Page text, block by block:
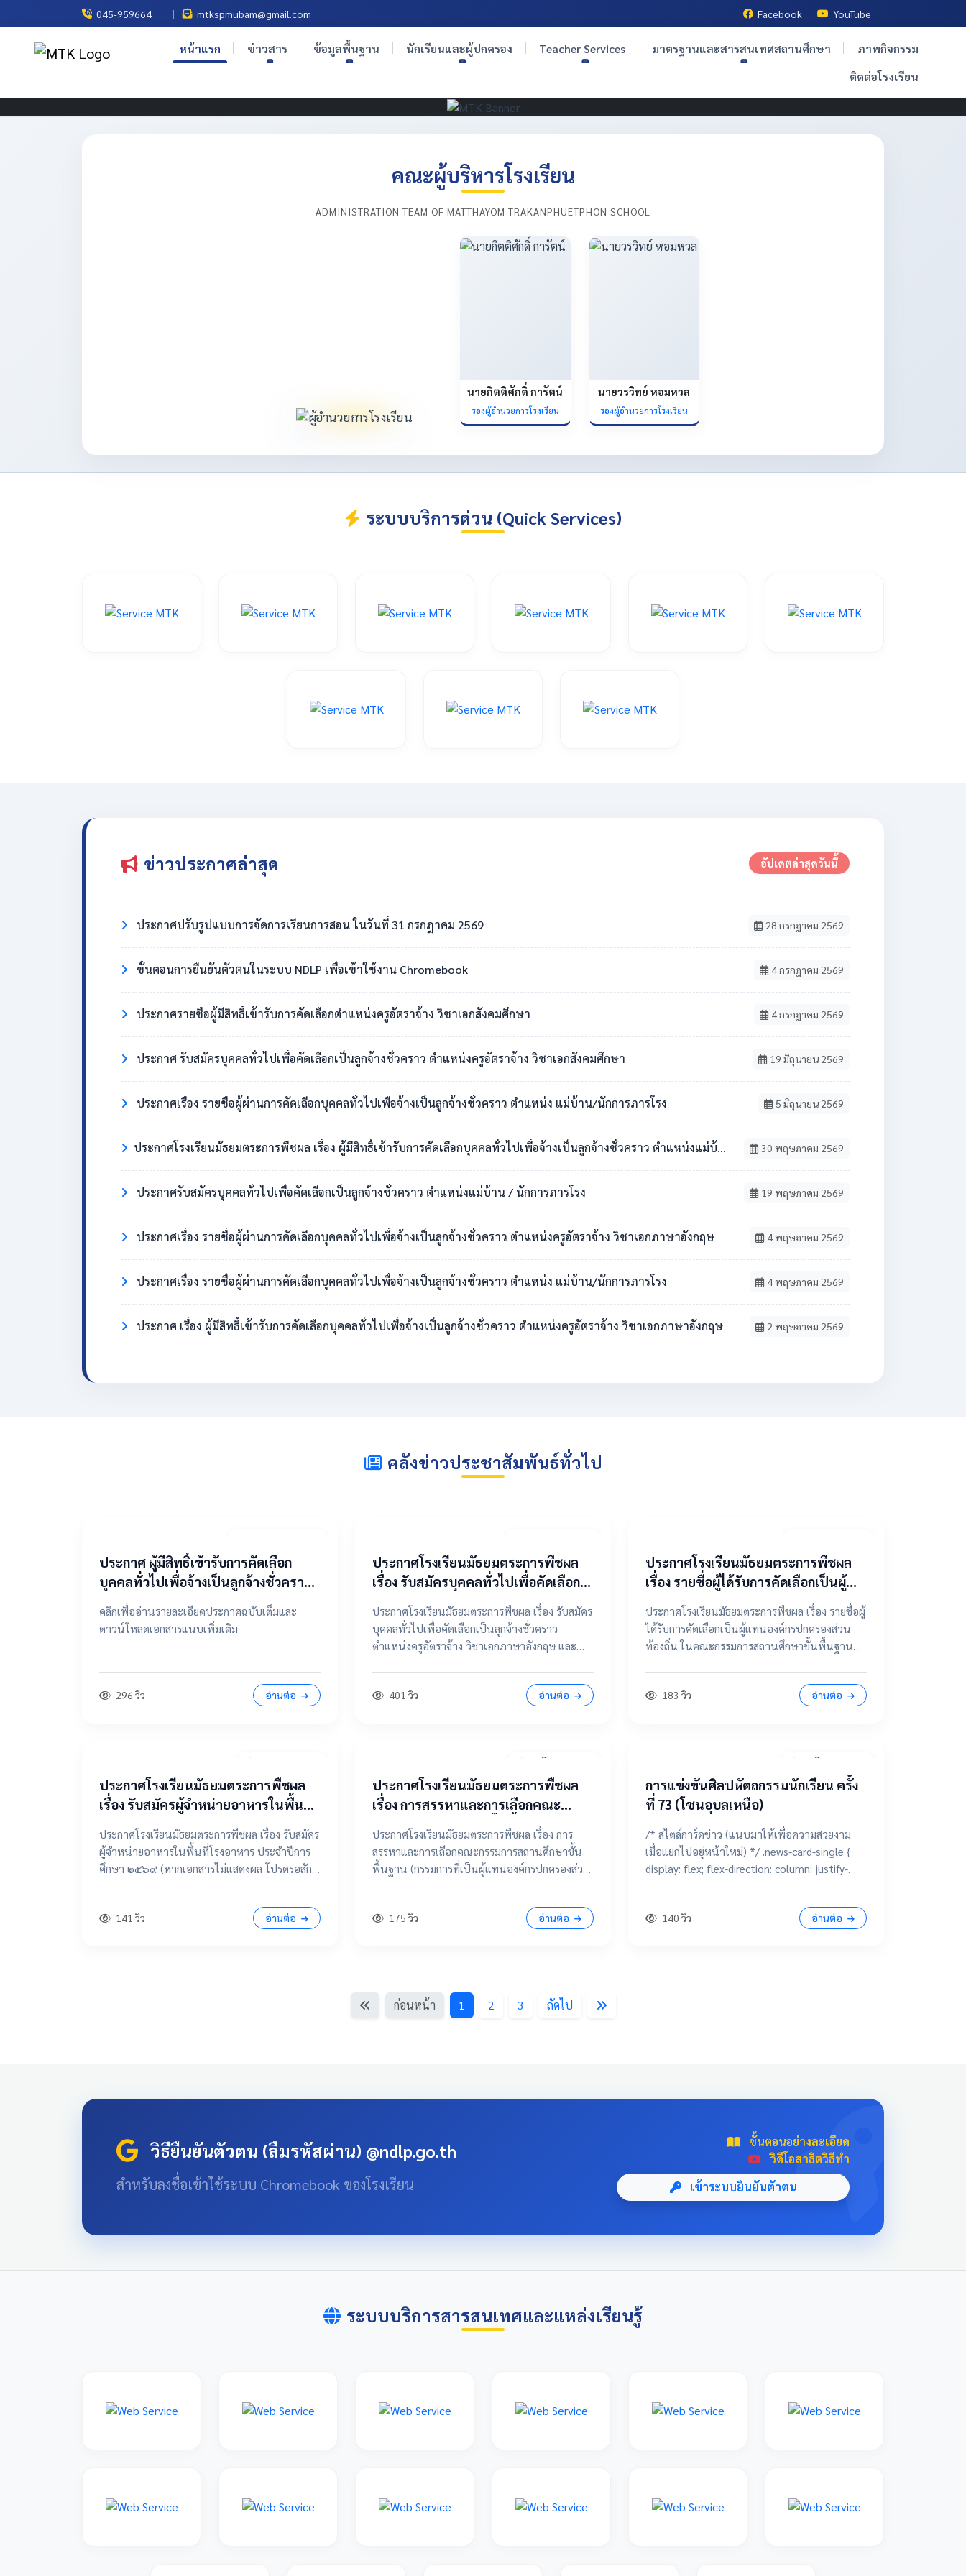
045-959664 | mtkspmubam@gmail.com Facebook YouTube
หน้าแรก ข่าวสาร ข้อมูลพื้นฐาน นักเรียนและผู้ปกครอง Teacher Services มาตรฐานและสารสนเทศสถานศึกษา
ภาพกิจกรรม
ติดต่อโรงเรียน
คณะผู้บริหารโรงเรียน
ADMINISTRATION TEAM OF MATTHAYOM TRAKANPHUETPHON SCHOOL
นายกิตติศักดิ์ การัตน์
รองผู้อำนวยการโรงเรียน
นายวรวิทย์ หอมหวล
รองผู้อำนวยการโรงเรียน
ระบบบริการด่วน (Quick Services)
ข่าวประกาศล่าสุด อัปเดตล่าสุดวันนี้
ประกาศปรับรูปแบบการจัดการเรียนการสอน ในวันที่ 31 กรกฎาคม 2569 28 กรกฎาคม 2569
ขั้นตอนการยืนยันตัวตนในระบบ NDLP เพื่อเข้าใช้งาน Chromebook 4 กรกฎาคม 2569
ประกาศรายชื่อผู้มีสิทธิ์เข้ารับการคัดเลือกตำแหน่งครูอัตราจ้าง วิชาเอกสังคมศึกษา 4 กรกฎาคม 2569
ประกาศ รับสมัครบุคคลทั่วไปเพื่อคัดเลือกเป็นลูกจ้างชั่วคราว ตำแหน่งครูอัตราจ้าง วิชาเอกสังคมศึกษา 19 มิถุนายน 2569
ประกาศเรื่อง รายชื่อผู้ผ่านการคัดเลือกบุคคลทั่วไปเพื่อจ้างเป็นลูกจ้างชั่วคราว ตำแหน่ง แม่บ้าน/นักการภารโรง 5 มิถุนายน 2569
​ประกาศโรงเรียนมัธยมตระการพืชผล เรื่อง ผู้มีสิทธิ์เข้ารับการคัดเลือกบุคคลทั่วไปเพื่อจ้างเป็นลูกจ้างชั่วคราว ตำแหน่งแม่บ้าน / นักการภารโรง 30 พฤษภาคม 2569
ประกาศรับสมัครบุคคลทั่วไปเพื่อคัดเลือกเป็นลูกจ้างชั่วคราว ตำแหน่งแม่บ้าน / นักการภารโรง 19 พฤษภาคม 2569
ประกาศเรื่อง รายชื่อผู้ผ่านการคัดเลือกบุคคลทั่วไปเพื่อจ้างเป็นลูกจ้างชั่วคราว ตำแหน่งครูอัตราจ้าง วิชาเอกภาษาอังกฤษ 4 พฤษภาคม 2569
ประกาศเรื่อง รายชื่อผู้ผ่านการคัดเลือกบุคคลทั่วไปเพื่อจ้างเป็นลูกจ้างชั่วคราว ตำแหน่ง แม่บ้าน/นักการภารโรง 4 พฤษภาคม 2569
ประกาศ เรื่อง ผู้มีสิทธิ์เข้ารับการคัดเลือกบุคคลทั่วไปเพื่อจ้างเป็นลูกจ้างชั่วคราว ตำแหน่งครูอัตราจ้าง วิชาเอกภาษาอังกฤษ 2 พฤษภาคม 2569
คลังข่าวประชาสัมพันธ์ทั่วไป
​ประกาศ ผู้มีสิทธิ์เข้ารับการคัดเลือก
บุคคลทั่วไปเพื่อจ้างเป็นลูกจ้างชั่วคราว
ตำแหน่งแม่บ้าน/นักการภารโรง
คลิกเพื่ออ่านรายละเอียดประกาศฉบับเต็มและ
ดาวน์โหลดเอกสารแนบเพิ่มเติม
296 วิว อ่านต่อ
ประกาศโรงเรียนมัธยมตระการพืชผล
เรื่อง รับสมัครบุคคลทั่วไปเพื่อคัดเลือก
เป็นลูกจ้างชั่วคราว ตำแหน่งครูอัตรา
จ้าง วิชาเอกภาษาอังกฤษ และ ตำแหน่ง
แม่บ้าน / นักการภารโรง
ประกาศโรงเรียนมัธยมตระการพืชผล เรื่อง รับสมัคร
บุคคลทั่วไปเพื่อคัดเลือกเป็นลูกจ้างชั่วคราว
ตำแหน่งครูอัตราจ้าง วิชาเอกภาษาอังกฤษ และ
ละเอียด / เอกสารแนบ
401 วิว อ่านต่อ
ประกาศโรงเรียนมัธยมตระการพืชผล
เรื่อง รายชื่อผู้ได้รับการคัดเลือกเป็นผู้
แทนองค์กรปกครองส่วนท้องถิ่น ในคณะ
กรรมการสถานศึกษาขั้นพื้นฐาน
ประกาศโรงเรียนมัธยมตระการพืชผล เรื่อง รายชื่อผู้
ได้รับการคัดเลือกเป็นผู้แทนองค์กรปกครองส่วน
ท้องถิ่น ในคณะกรรมการสถานศึกษาขั้นพื้นฐาน
183 วิว อ่านต่อ
ประกาศโรงเรียนมัธยมตระการพืชผล
เรื่อง รับสมัครผู้จำหน่ายอาหารในพื้นที่
โรงอาหาร ประจำปีการศึกษา ๒๕๖๙
ประกาศโรงเรียนมัธยมตระการพืชผล เรื่อง รับสมัคร
ผู้จำหน่ายอาหารในพื้นที่โรงอาหาร ประจำปีการ
ศึกษา ๒๕๖๙ (หากเอกสารไม่แสดงผล โปรดรอสัก
ไฟล์ต้นฉบับ
141 วิว อ่านต่อ
31 มีนาคม 2569
ประกาศโรงเรียนมัธยมตระการพืชผล
เรื่อง การสรรหาและการเลือกคณะ
กรรมการสถานศึกษาขั้นพื้นฐาน
(กรรมการที่เป็นผู้แทนองค์กรปกครอง
ส่วนท้องถิ่น แทนตำแหน่งว่าง)
ประกาศโรงเรียนมัธยมตระการพืชผล เรื่อง การ
สรรหาและการเลือกคณะกรรมการสถานศึกษาขั้น
พื้นฐาน (กรรมการที่เป็นผู้แทนองค์กรปกครองส่วน
175 วิว อ่านต่อ
28 มีนาคม 2569
การแข่งขันศิลปหัตถกรรมนักเรียน ครั้ง
ที่ 73 (โซนอุบลเหนือ)
/* สไตล์การ์ดข่าว (แนบมาให้เพื่อความสวยงาม
เมื่อแยกไปอยู่หน้าใหม่) */ .news-card-single {
display: flex; flex-direction: column; justify-
text-decoration: none !important; color: white
subtitle { font-size: 16px; opacity: 0.9; z-index:
140 วิว อ่านต่อ
ก่อนหน้า 1 2 3 ถัดไป
วิธียืนยันตัวตน (ลืมรหัสผ่าน) @ndlp.go.th
สำหรับลงชื่อเข้าใช้ระบบ Chromebook ของโรงเรียน
ขั้นตอนอย่างละเอียด
วิดีโอสาธิตวิธีทำ
เข้าระบบยืนยันตัวตน
ระบบบริการสารสนเทศและแหล่งเรียนรู้